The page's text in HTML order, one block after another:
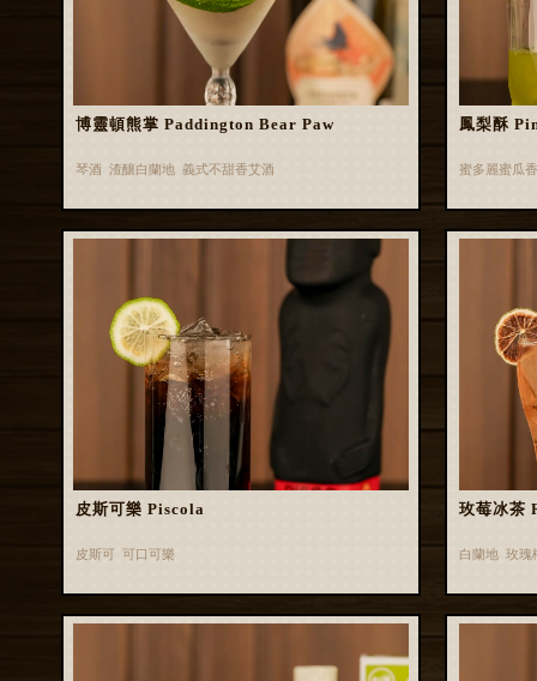
博靈頓熊掌 Paddington Bear Paw
琴酒 渣釀白蘭地 義式不甜香艾酒
鳳梨酥
蜜多麗蜜瓜
皮斯可樂 Piscola
皮斯可 可口可樂
玫莓冰茶
白蘭地 玫瑰